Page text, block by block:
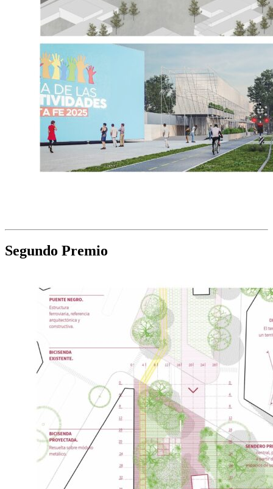
Segundo Premio